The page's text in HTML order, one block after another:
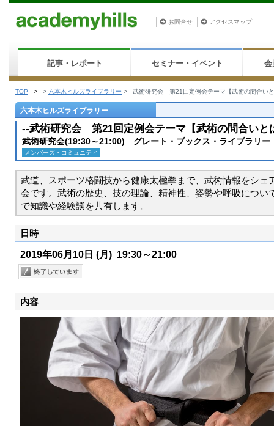
お問合せ アクセスマップ
記事・レポート セミナー・イベント 会
TOP > > 六本木ヒルズライブラリー > --武術研究会 第21回定例会テーマ【武術の間合い
六本木ヒルズライブラリー
--武術研究会 第21回定例会テーマ【武術の間合いと
武術研究会(19:30～21:00) グレート・ブックス・ライブラリー
メンバーズ・コミュニティ
武道、スポーツ格闘技から健康太極拳まで、武術情報をシェ
会です。武術の歴史、技の理論、精神性、姿勢や呼吸につい
で知識や経験談を共有します。
日時
2019年06月10日 (月) 19:30～21:00
内容